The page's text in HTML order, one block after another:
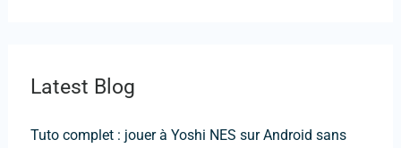
Latest Blog
Tuto complet : jouer à Yoshi NES sur Android sans